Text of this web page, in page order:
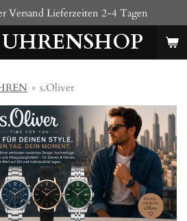
UHRENSHOP
Versand Lieferzeiten 2-4 Tagen
» s.Oliver